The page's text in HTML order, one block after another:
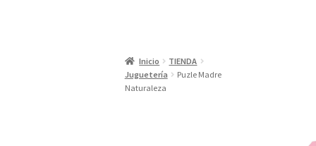
Inicio
TIENDA
Juguetería
Puzle Madre
Naturaleza